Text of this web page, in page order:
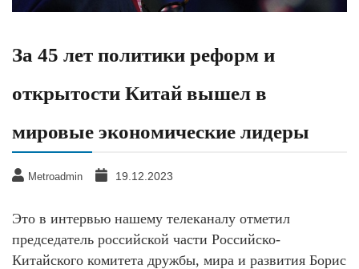
За 45 лет политики реформ и
открытости Китай вышел в
мировые экономические лидеры
Metroadmin 19.12.2023
Это в интервью нашему телеканалу отметил
председатель российской части Российско-
Китайского комитета дружбы, мира и развития Борис